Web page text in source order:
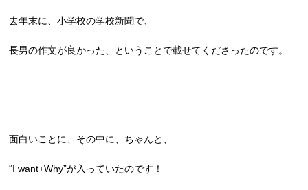
去年末に、小学校の学校新聞で、
長男の作文が良かった、ということで載せてくださったのです。
面白いことに、その中に、ちゃんと、
“I want+Why”が入っていたのです！